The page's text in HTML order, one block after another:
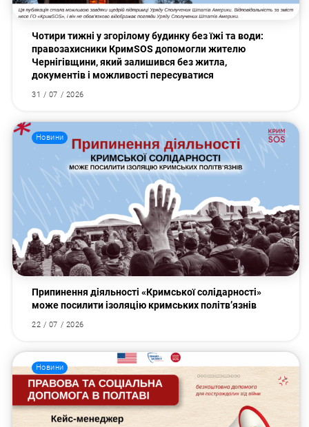
Чотири тижні у згорілому будинку без їжі та води:
правозахисники КримSOS допомогли жителю
Чернігівщини, який залишився без житла,
документів і можливості пересуватися
31 / 07 / 2026
Новини
Припинення діяльності «Кримської солідарності»
може посилити ізоляцію кримських політв’язнів
22 / 07 / 2026
Новини